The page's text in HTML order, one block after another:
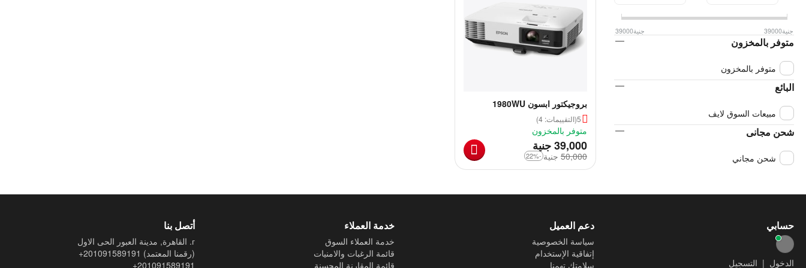
بروجيكتور ابسون 1980WU
5(التقييمات: 4)
متوفر بالمخزون
جنية39,000
جنية 50,000
-22%
جنية39000 جنية39000
متوفر بالمخزون
متوفر بالمخزون
البائع
مبيعات السوق لايف
شحن مجانى
شحن مجاني
حسابي
الدخول | التسجيل
دعم العميل
سياسة الخصوصية
إتفاقية الإستخدام
سلامتك تهمنا
خدمة العملاء
خدمة العملاء السوق
قائمة الرغبات والامنيات
قائمة المقارنة المحسنة
أتصل بنا
г. القاهرة, مدينة العبور الحى الاول
+201091589191
(رقمنا المعتمد)
+201091589191